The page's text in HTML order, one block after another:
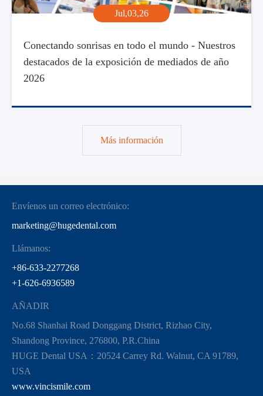
Jul,03,26
Conectando sonrisas en todo el mundo - Nuestros
destacados de la exposición de mediados de año
2026
Más información
Envíenos un correo electrónico:
marketing@hugedental.com
Llámanos:
+86-633-2277268
+1-626-6936589
AÑADIR
No.68 Shanhai Road Donggang District, Rizhao City,
Shandong Province, 276800, P.R.China
HUGE Dental USA：20524 Carrey Rd. Walnut, CA 91789,
USA
www.vincismile.com